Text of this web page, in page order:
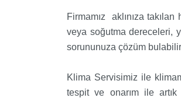
Firmamız aklınıza
veya soğutma dereceleri,
sorununuza çözüm
Klima Servisimiz ile
tespit ve onarım ile artık